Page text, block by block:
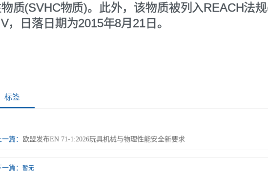
质(SVHC物质)。此外，该物质被列入REACH法
，日落日期为2015年8月21日。
标签
一篇： 欧盟发布EN 71-1:2026玩具机械与物理性能安全新要求
一篇： 暂无